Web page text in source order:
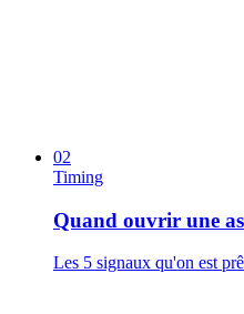
02
Timing
Quand ouvrir une
Les 5 signaux qu'on est